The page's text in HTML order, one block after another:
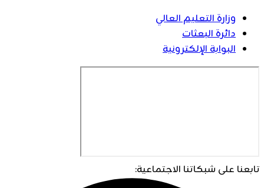
وزارة التعليم العالي
دائرة البعثات
البوابة الإلكترونية
تابعنا على شبكاتنا الاجتماعية: